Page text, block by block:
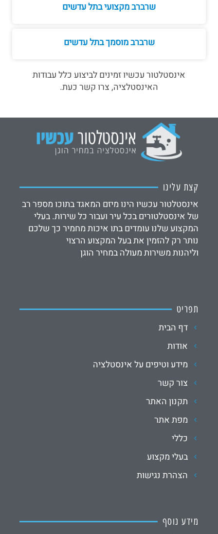
שרברב מקצועי בתל עדשים
שרברב מוסמך בתל עדשים
אינסטלטור עכשיו זמינים לביצוע כלל עבודות
האינסטלציה, צרו קשר כעת.
קצת עלינו
אינסטלטור עכשיו הינו מיזם המאגד בתוכו מספר רב
של אינסטלטורים בכל עיר ועבור כל שירות. בעלי
המקצוע שלנו עומדים בתו איכות מחמיר כך שלכם
נותר רק להזמין את בעל המקצוע הרצוי
וליהנות משירות מעולה במחיר הוגן
תפריט
דף הבית
אודות
מידע וטיפים על אינסטלציה
צור קשר
תקנון האתר
מפת אתר
כללי
בעלי מקצוע
הצהרת נגישות
מידע נוסף